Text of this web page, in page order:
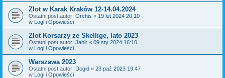
Zlot w Karak Kraków 12-14.04.2024
Ostatni post autor: Orchis « 19 lut 2024 20:10
w Logi i Opowieści
Zlot Korsarzy ze Skellige, lato 2023
Ostatni post autor: Jahir « 09 sty 2024 16:10
w Logi i Opowieści
Warszawa 2023
Ostatni post autor: Dogid « 23 paź 2023 19:47
w Logi i Opowieści